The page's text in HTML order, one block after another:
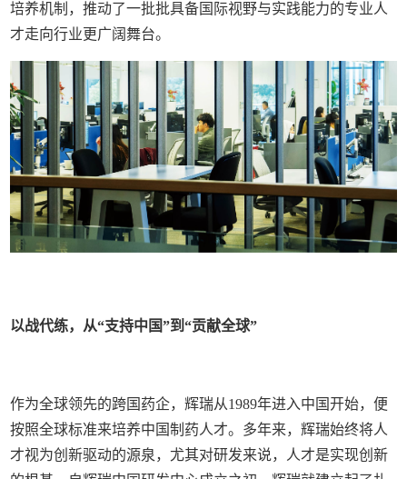
培养机制，推动了一批批具备国际视野与实践能力的专业人
才走向行业更广阔舞台。
以战代练，从“支持中国”到“贡献全球”
作为全球领先的跨国药企，辉瑞从1989年进入中国开始，便
按照全球标准来培养中国制药人才。多年来，辉瑞始终将人
才视为创新驱动的源泉，尤其对研发来说，人才是实现创新